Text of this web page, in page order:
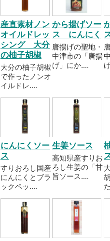
産直素材ノン
オイルドレッ
シング 大分
の柚子胡椒
大分の柚子胡椒
で作ったノンオ
イルドレ....
から揚げソー
ス にんにく
唐揚げの聖地・
中津市の「唐揚
げ」にか....
にんにくソー
ス
すりおろし国産
にんにくとブラ
ックペッ....
生姜ソース
高知県産すりお
ろし生姜の「甘
旨ソース....